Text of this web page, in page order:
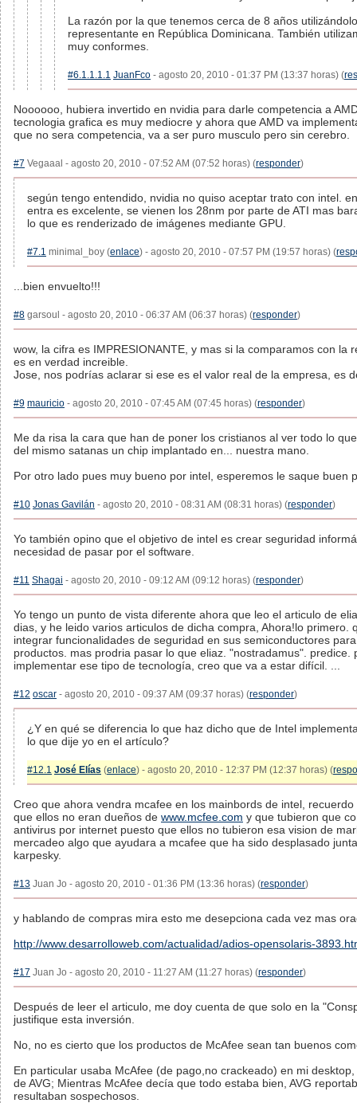
La razón por la que tenemos cerca de 8 años
representante en República Dominicana. También
muy conformes.
#6.1.1.1.1 JuanFco - agosto 20, 2010 - 01:37 PM (13:37 horas) (
Noooooo, hubiera invertido en nvidia para darle competencia a
tecnologia grafica es muy mediocre y ahora que AMD va
que no sera competencia, va a ser puro musculo pero sin cerebro.
#7 Vegaaal - agosto 20, 2010 - 07:52 AM (07:52 horas) (responder)
según tengo entendido, nvidia no quiso aceptar trato con intel.
entra es excelente, se vienen los 28nm por parte de ATI mas
lo que es renderizado de imágenes mediante GPU.
#7.1 minimal_boy (enlace) - agosto 20, 2010 - 07:57 PM (19:57 horas) (
...bien envuelto!!!
#8 garsoul - agosto 20, 2010 - 06:37 AM (06:37 horas) (responder)
wow, la cifra es IMPRESIONANTE, y mas si la comparamos con
es en verdad increible.
Jose, nos podrías aclarar si ese es el valor real de la empresa, es
#9 mauricio - agosto 20, 2010 - 07:45 AM (07:45 horas) (responder)
Me da risa la cara que han de poner los cristianos al ver todo lo
del mismo satanas un chip implantado en... nuestra mano.
Por otro lado pues muy bueno por intel, esperemos le saque buen
#10 Jonas Gavilán - agosto 20, 2010 - 08:31 AM (08:31 horas) (responder)
Yo también opino que el objetivo de intel es crear seguridad
necesidad de pasar por el software.
#11 Shagai - agosto 20, 2010 - 09:12 AM (09:12 horas) (responder)
Yo tengo un punto de vista diferente ahora que leo el articulo de
dias, y he leido varios articulos de dicha compra, Ahora!lo
integrar funcionalidades de seguridad en sus semiconductores
productos. mas prodria pasar lo que eliaz. "nostradamus".
implementar ese tipo de tecnología, creo que va a estar difícil. ...
#12 oscar - agosto 20, 2010 - 09:37 AM (09:37 horas) (responder)
¿Y en qué se diferencia lo que haz dicho que de Intel
lo que dije yo en el artículo?
#12.1 José Elías (enlace) - agosto 20, 2010 - 12:37 PM (12:37 horas) (
Creo que ahora vendra mcafee en los mainbords de intel,
que ellos no eran dueños de www.mcfee.com y que tubieron que
antivirus por internet puesto que ellos no tubieron esa vision de
mercadeo algo que ayudara a mcafee que ha sido desplasado
karpesky.
#13 Juan Jo - agosto 20, 2010 - 01:36 PM (13:36 horas) (responder)
y hablando de compras mira esto me desepciona cada vez mas
http://www.desarrolloweb.com/actualidad/adios-opensolaris-
#17 Juan Jo - agosto 20, 2010 - 11:27 AM (11:27 horas) (responder)
Después de leer el articulo, me doy cuenta de que solo en la
justifique esta inversión.
No, no es cierto que los productos de McAfee sean tan buenos
En particular usaba McAfee (de pago,no crackeado) en mi
de AVG; Mientras McAfee decía que todo estaba bien, AVG
resultaban sospechosos.